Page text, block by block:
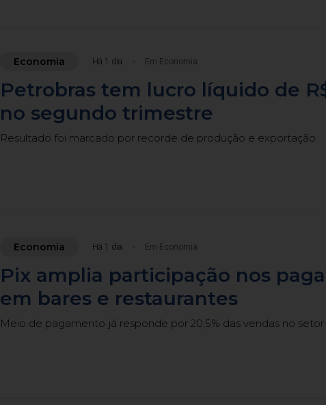
Economia Há 1 dia Em Economia
Petrobras tem lucro líquido de
no segundo trimestre
Resultado foi marcado por recorde de produção e exportação
Economia Há 1 dia Em Economia
Pix amplia participação nos
em bares e restaurantes
Meio de pagamento já responde por 20,5% das vendas no setor